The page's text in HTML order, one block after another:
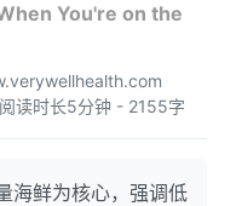
You're on the
读时长5分钟 - 2155字
海鲜为核心，强调低